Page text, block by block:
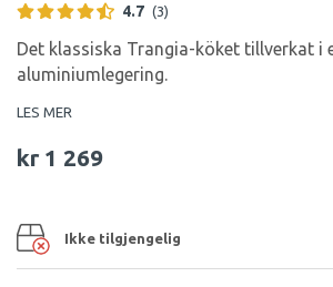
4.7 (3)
Det klassiska Trangia-köket tillverkat
aluminiumlegering.
LES MER
kr 1 269
Ikke tilgjengelig